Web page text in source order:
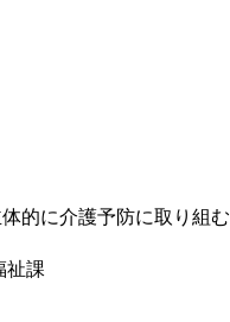
的に介護予防に取り組む
祉課